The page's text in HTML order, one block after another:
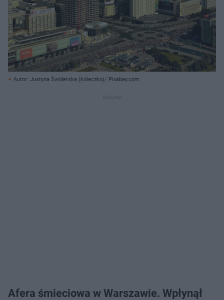
Autor: Justyna Świderska (kółeczko)/ Pixabay.com
Afera śmieciowa w Warszawie. Wpłynął